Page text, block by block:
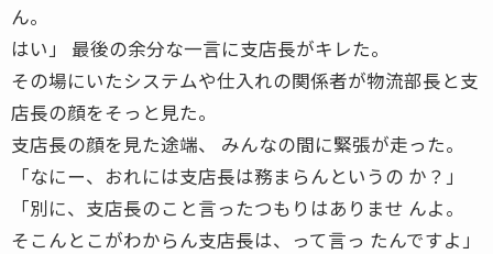
ん。
はい」 最後の余分な一言に支店長がキレた。
その場にいたシステムや仕入れの関係者が物流部長と支
店長の顔をそっと見た。
支店長の顔を見た途端、 みんなの間に緊張が走った。
「なにー、おれには支店長は務まらんというの か？」
「別に、支店長のこと言ったつもりはありませ んよ。
そこんとこがわからん支店長は、って言っ たんですよ」